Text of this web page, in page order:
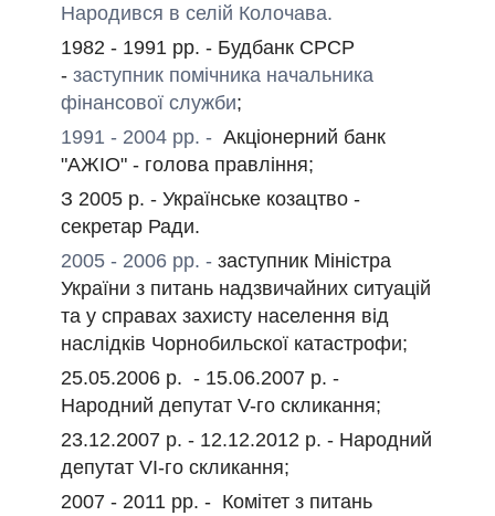
Народився в селій Колочава.
1982 - 1991 рр. - Будбанк СРСР
- заступник помічника начальника
фінансової служби;
1991 - 2004 рр. - Акціонерний банк
"АЖІО" - голова правління;
З 2005 р. - Українське козацтво -
секретар Ради.
2005 - 2006 рр. - заступник Міністра
України з питань надзвичайних ситуацій
та у справах захисту населення від
наслідків Чорнобильскої катастрофи;
25.05.2006 р. - 15.06.2007 р. -
Народний депутат V-го скликання;
23.12.2007 р. - 12.12.2012 р. - Народний
депутат VI-го скликання;
2007 - 2011 рр. - Комітет з питань